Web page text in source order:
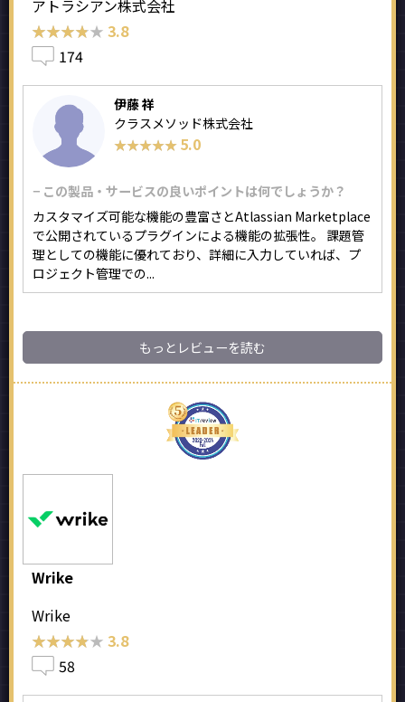
アトラシアン株式会社
★★★★★
★★★★★ 3.8
174
伊藤 祥
クラスメソッド株式会社
★★★★★
★★★★★ 5.0
− この製品・サービスの良いポイントは何でしょうか？
カスタマイズ可能な機能の豊富さとAtlassian Marketplace
で公開されているプラグインによる機能の拡張性。 課題管
理としての機能に優れており、詳細に入力していれば、プ
ロジェクト管理での...
もっとレビューを読む
Wrike
Wrike
★★★★★
★★★★★ 3.8
58